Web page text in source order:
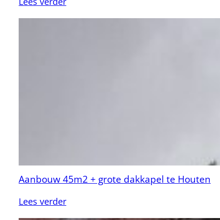
Uitbouw
Aanbouw 45m2 + grote dakkapel te Houten
Lees verder:
Aanbouw